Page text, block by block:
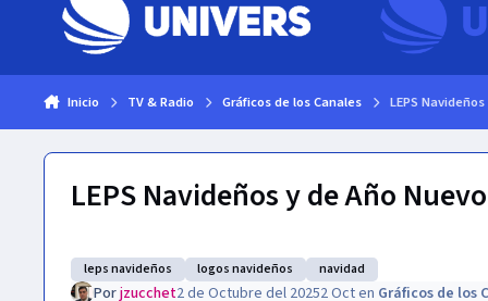
Inicio TV & Radio Gráficos de los Canales LEPS
LEPS Navideños y de Año
leps navideños logos navideños navidad
Porjzucchet2 de Octubre del 20252 Octen Gráficos de los